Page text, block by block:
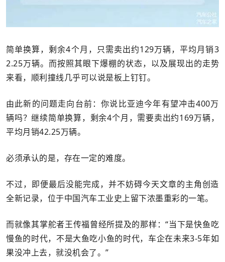
简单换算，剩余4个月，只需卖出约129万辆，平均月销3
2.25万辆。而按照其眼下爆棚的状态，以及展现出的走势
来看，顺利撞线几乎可以说是板上钉钉。
由此新的问题走向台前：你说比亚迪今年有望冲击400万
辆吗？继续简单换算，剩余4个月，需要卖出约169万辆，
平均月销42.25万辆。
必须承认的是，存在一定的难度。
不过，即便最后没能完成，并不妨碍今天文章的主角创造
全新记录，位于中国汽车工业史上留下浓墨重彩的一笔。
而就像其掌舵者王传福曾经所提及的那样：“当下是快鱼吃
慢鱼的时代，不是大鱼吃小鱼的时代，车企在未来3-5年如
果没冲上去，就没机会了。”